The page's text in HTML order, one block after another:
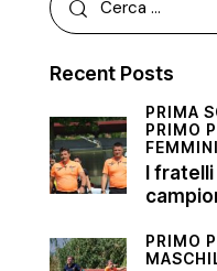
Recent Posts
PRIMA
PRIMO
I
PRIMO